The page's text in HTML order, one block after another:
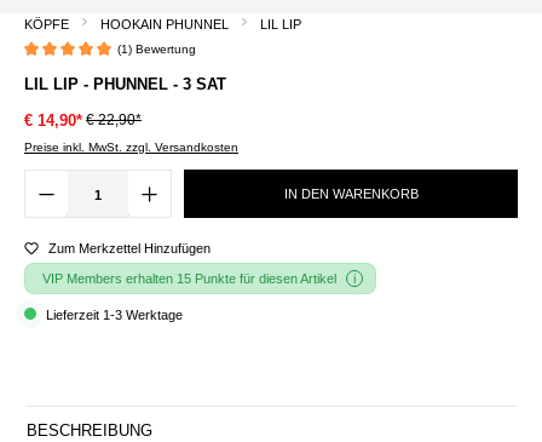
KÖPFE HOOKAIN PHUNNEL LIL LIP
(1) Bewertung
LIL LIP - PHUNNEL - 3 SAT
€ 14,90* € 22,90*
Preise inkl. MwSt. zzgl. Versandkosten
IN DEN WARENKORB
Zum Merkzettel Hinzufügen
VIP Members erhalten 15 Punkte für diesen Artikel
Lieferzeit 1-3 Werktage
BESCHREIBUNG